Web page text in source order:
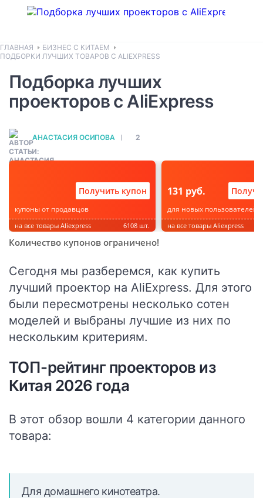
ГЛАВНАЯ
БИЗНЕС С КИТАЕМ
ПОДБОРКИ ЛУЧШИХ ТОВАРОВ С ALIEXPRESS
Подборка лучших
проекторов с AliExpress
АНАСТАСИЯ ОСИПОВА 2
Получить купон
купоны от продавцов
на все товары Aliexpress 6108 шт.
131 руб.
для новых пользователей
на все товары Aliexpress
Количество купонов ограничено!
Сегодня мы разберемся, как купить
лучший проектор на AliExpress. Для этого
были пересмотрены несколько сотен
моделей и выбраны лучшие из них по
нескольким критериям.
ТОП-рейтинг проекторов из
Китая 2026 года
В этот обзор вошли 4 категории данного
товара:
Для домашнего кинотеатра.